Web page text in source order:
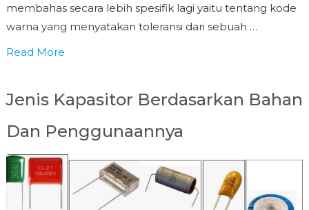
membahas secara lebih spesifik lagi yaitu tentang kode
warna yang menyatakan toleransi dari sebuah …
Read More
Jenis Kapasitor Berdasarkan Bahan
Dan Penggunaannya